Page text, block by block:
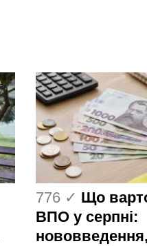
776 ✓ Що
ВПО у серпні: